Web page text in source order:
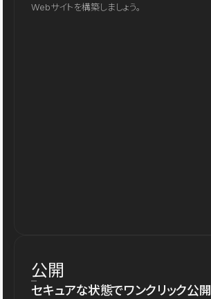
Webサイトを構築しましょう。
公開
セキュアな状態でワンクリック公開